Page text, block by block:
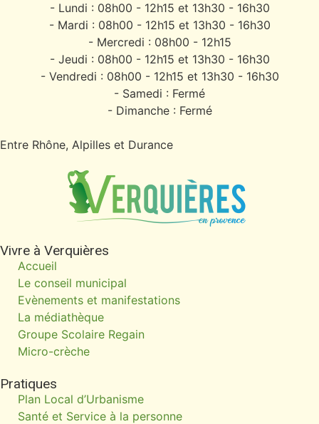
- Lundi : 08h00 - 12h15 et 13h30 - 16h30
- Mardi : 08h00 - 12h15 et 13h30 - 16h30
- Mercredi : 08h00 - 12h15
- Jeudi : 08h00 - 12h15 et 13h30 - 16h30
- Vendredi : 08h00 - 12h15 et 13h30 - 16h30
- Samedi : Fermé
- Dimanche : Fermé
Entre Rhône, Alpilles et Durance
Vivre à Verquières
Accueil
Le conseil municipal
Evènements et manifestations
La médiathèque
Groupe Scolaire Regain
Micro-crèche
Pratiques
Plan Local d’Urbanisme
Santé et Service à la personne